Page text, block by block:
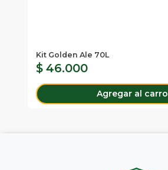
Kit Golden Ale 70L
$ 46.000
Agregar al carro